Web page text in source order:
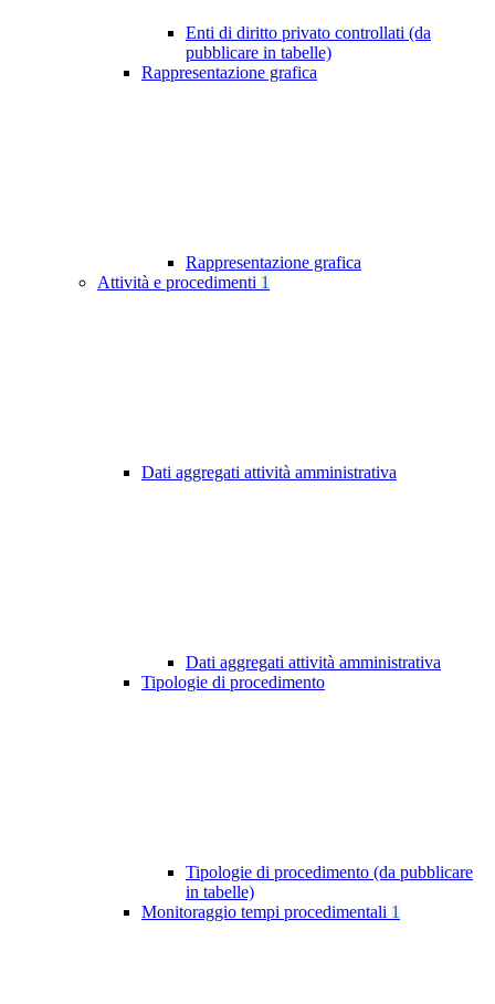
Enti di diritto privato controllati (da
pubblicare in tabelle)
Rappresentazione grafica
Rappresentazione grafica
Attività e procedimenti 1
Dati aggregati attività amministrativa
Dati aggregati attività amministrativa
Tipologie di procedimento
Tipologie di procedimento (da pubblicare
in tabelle)
Monitoraggio tempi procedimentali 1